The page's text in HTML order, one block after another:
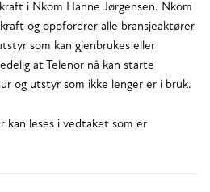
i Nkom Hanne Jørgensen. Nkom
og oppfordrer alle bransjeaktører
som kan gjenbrukes eller
at Telenor nå kan starte
og utstyr som ikke lenger er i bruk.
kan leses i vedtaket som er